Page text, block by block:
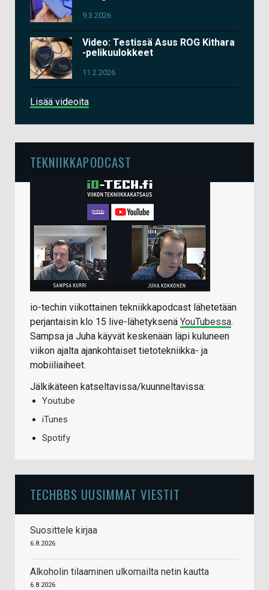
9.3.2026
Video: Testissä Asus ROG Kithara
-pelikuulokkeet
11.2.2026
Lisää videoita
TEKNIIKKAPODCAST
io-techin viikottainen tekniikkapodcast lähetetään
perjantaisin klo 15 live-lähetyksenä YouTubessa.
Sampsa ja Juha käyvät keskenään läpi kuluneen
viikon ajalta ajankohtaiset tietotekniikka- ja
mobiiliaiheet.
Jälkikäteen katseltavissa/kuunneltavissa:
Youtube
iTunes
Spotify
TECHBBS UUSIMMAT VIESTIT
Suosittele kirjaa
6.8.2026
Alkoholin tilaaminen ulkomailta netin kautta
6.8.2026